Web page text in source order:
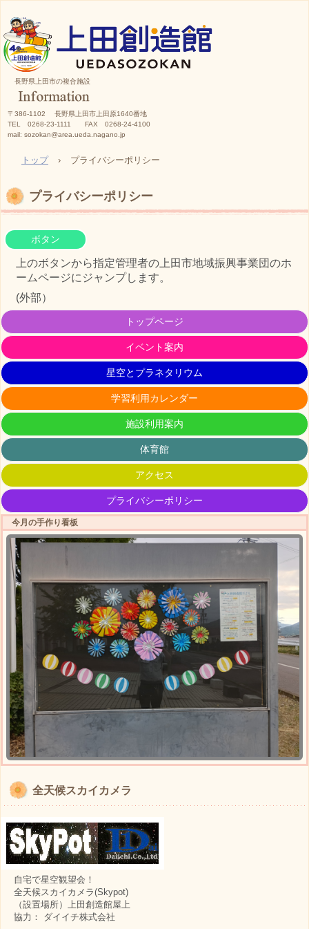
長野県上田市の複合施設
〒386-1102 長野県上田市上田原1640番地
TEL 0268-23-1111 FAX 0268-24-4100
mail: sozokan@area.ueda.nagano.jp
トップ › プライバシーポリシー
プライバシーポリシー
ボタン
上のボタンから指定管理者の上田市地域振興事業団のホ
ームページにジャンプします。
(外部）
トップページ
イベント案内
星空とプラネタリウム
学習利用カレンダー
施設利用案内
体育館
アクセス
プライバシーポリシー
今月の手作り看板
全天候スカイカメラ
自宅で星空観望会！
全天候スカイカメラ(Skypot)
（設置場所）上田創造館屋上
協力： ダイイチ株式会社